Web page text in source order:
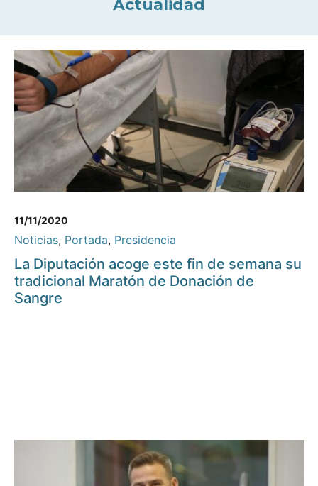
Actualidad
11/11/2020
Noticias, Portada, Presidencia
La Diputación acoge este fin de semana su
tradicional Maratón de Donación de
Sangre